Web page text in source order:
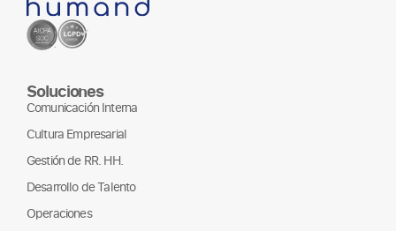
Soluciones
Comunicación Interna
Cultura Empresarial
Gestión de RR. HH.
Desarrollo de Talento
Operaciones